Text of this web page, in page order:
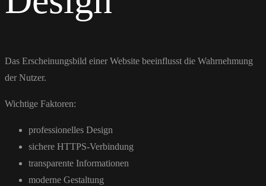
Das Erscheinungsbild einer Website beeinflusst die Wahrnehmung
der Nutzer.
Wichtige Faktoren:
professionelles Design
sichere HTTPS-Verbindung
transparente Informationen
moderne Gestaltung